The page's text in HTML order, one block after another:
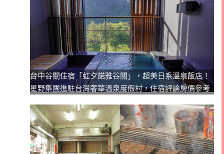
台中谷關住宿「虹夕諾雅谷關」，超美日系溫泉飯店！
星野集團進駐台灣奢華溫泉度假村，住宿評論房價參考